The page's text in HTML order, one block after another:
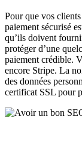
Pour que vos
paiement sécurisé
qu’ils doivent
protéger d’une
paiement crédible.
encore Stripe. La
des données
certificat SSL pour